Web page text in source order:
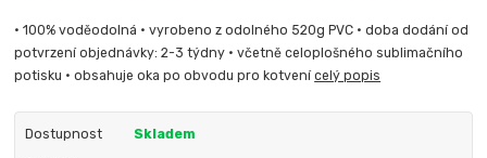
• 100% voděodolná • vyrobeno z odolného 520g PVC • doba dodání od
potvrzení objednávky: 2-3 týdny • včetně celoplošného sublimačního
potisku • obsahuje oka po obvodu pro kotvenícelý popis
Dostupnost Skladem